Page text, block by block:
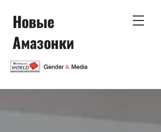
Новые
Амазонки